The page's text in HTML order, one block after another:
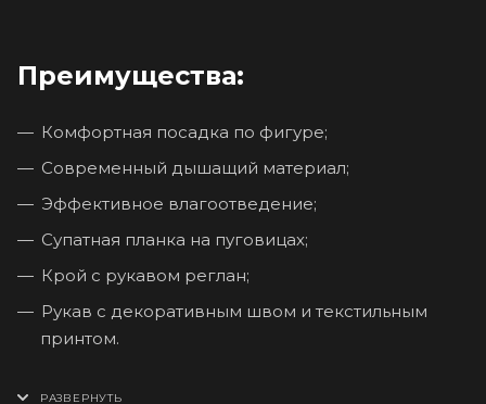
Преимущества:
Комфортная посадка по фигуре;
Современный дышащий материал;
Эффективное влагоотведение;
Супатная планка на пуговицах;
Крой с рукавом реглан;
Рукав с декоративным швом и текстильным
принтом.